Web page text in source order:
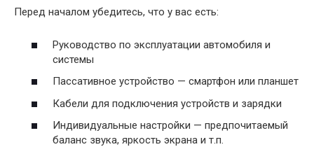
Перед началом убедитесь, что у вас есть:
Руководство по эксплуатации автомобиля и
системы
Пассативное устройство — смартфон или планшет
Кабели для подключения устройств и зарядки
Индивидуальные настройки — предпочитаемый
баланс звука, яркость экрана и т.п.